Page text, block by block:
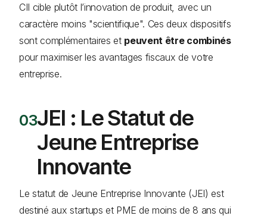
CII cible plutôt l’innovation de produit, avec un
caractère moins "scientifique". Ces deux dispositifs
sont complémentaires et peuvent être combinés
pour maximiser les avantages fiscaux de votre
entreprise.
JEI : Le Statut de
Jeune Entreprise
Innovante
Le statut de Jeune Entreprise Innovante (JEI) est
destiné aux startups et PME de moins de 8 ans qui